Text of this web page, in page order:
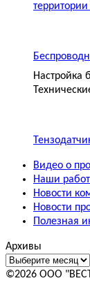
Настройка
Видео о
Наши
Новости
Новости
Полезная
Архивы
©2026 ООО